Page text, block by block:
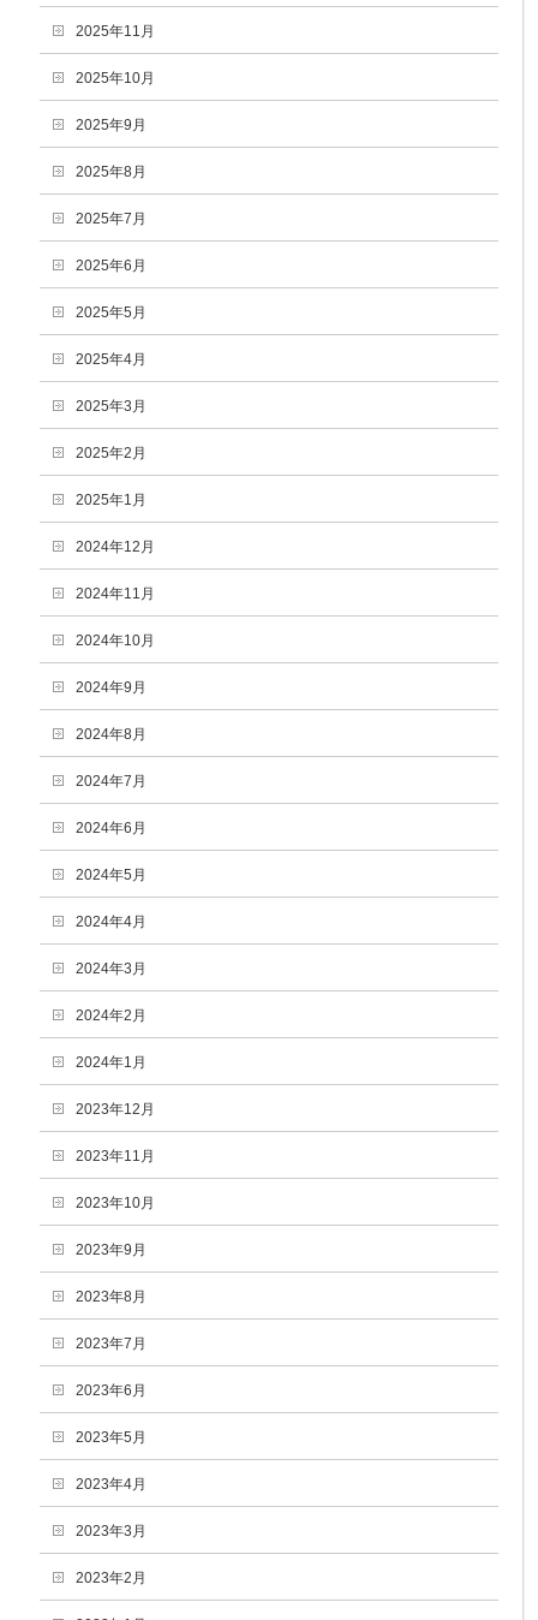
2025年11月
2025年10月
2025年9月
2025年8月
2025年7月
2025年6月
2025年5月
2025年4月
2025年3月
2025年2月
2025年1月
2024年12月
2024年11月
2024年10月
2024年9月
2024年8月
2024年7月
2024年6月
2024年5月
2024年4月
2024年3月
2024年2月
2024年1月
2023年12月
2023年11月
2023年10月
2023年9月
2023年8月
2023年7月
2023年6月
2023年5月
2023年4月
2023年3月
2023年2月